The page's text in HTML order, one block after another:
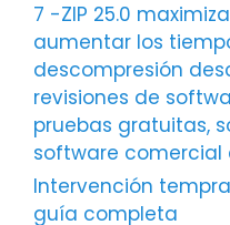
7 -ZIP 25.0
aumentar los
descompresión
revisiones de
pruebas gratuitas,
software comercial
Intervención
guía completa